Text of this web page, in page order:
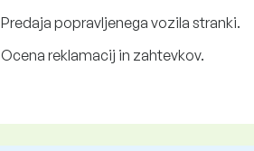
Predaja popravljenega vozila stranki.
Ocena reklamacij in zahtevkov.